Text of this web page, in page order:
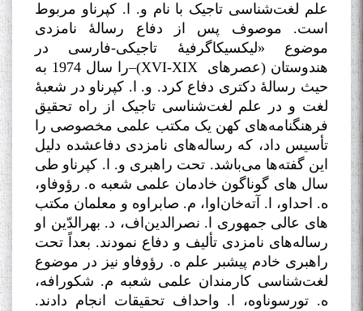
علم لغت‌شناسی تاجیک با نام و. ا. کپرناو مربوط
است. موصوف پس از دفاع رسالۀ نامزدی
موضوع «لیکسیکاگرفیۀ تاجیکی-فارسی در
هندوستان (عصرهای
(XVI-XIX
–را سال 1974 به
حیث رسالۀ دکتری دفاع کرد. و. ا. کپرناو در شعبۀ
لغت و در علم لغت‌شناسی تاجیک از راه تحقیق
فرهنگنامه‌های کهن یک مکتب علمی مخصوصی را
تأسیس داد، که رساله‌های نامزدی دفاعشده دلیل
این گفته‌ها می‌باشد. تحت راهبری و. ا. کپرناو طی
سال های گوناگون خادمان علمی شعبه ه. رؤوفاو،
ه. احداو، ا. آته‌خان‌اوا، م. صابراوه و معلمان مکتب
های عالی جمهوری ا. نصرالدین‌اف، د. بهرالدّین او
رساله‌های نامزدی تألیف و دفاع نمودند. بعداً تحت
راهبری خادم پیشبر علم ه. رؤوفاو نیز در موضوع
لغت‌شناسی کارمندان علمی شعبه م. شکورافه،
ه. تورسوناوه، ا. واحداف تحقیقات انجام دادند.